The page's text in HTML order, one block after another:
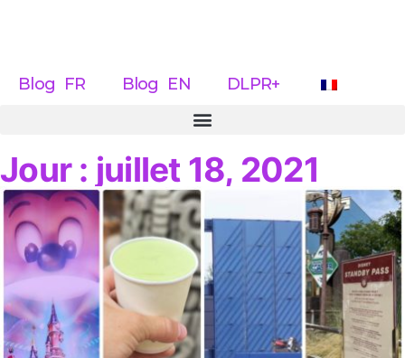
Blog FR Blog EN DLPR+
Jour : juillet 18, 2021